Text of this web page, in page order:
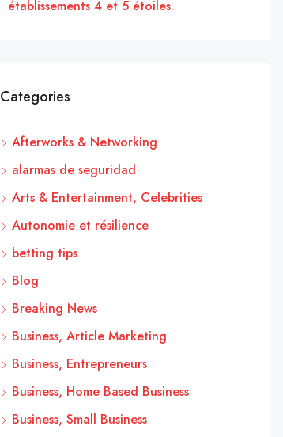
établissements 4 et 5 étoiles.
Categories
Afterworks & Networking
alarmas de seguridad
Arts & Entertainment, Celebrities
Autonomie et résilience
betting tips
Blog
Breaking News
Business, Article Marketing
Business, Entrepreneurs
Business, Home Based Business
Business, Small Business